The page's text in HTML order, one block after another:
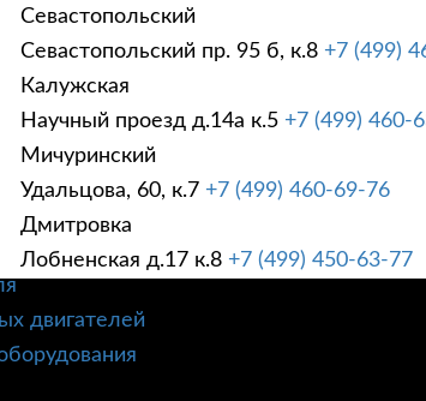
Севастопольский
Севастопольский пр. 95 б, к.8 +7 (499)
Калужская
Научный проезд д.14а к.5 +7 (499) 460-
Мичуринский
Удальцова, 60, к.7 +7 (499) 460-69-76
Дмитровка
Лобненская д.17 к.8 +7 (499) 450-63-77
УСЛУГИ
двигателей